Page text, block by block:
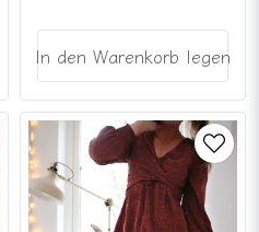
In den Warenkorb legen